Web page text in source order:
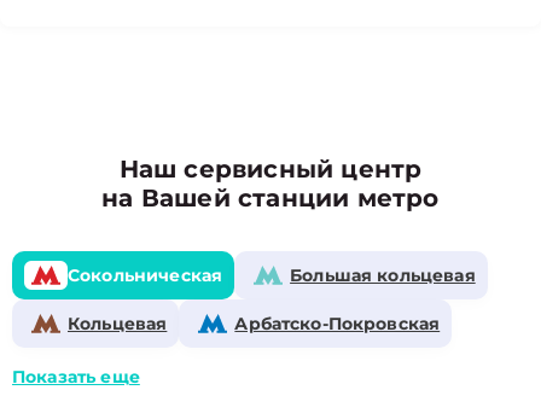
Наш сервисный центр
на Вашей станции метро
Сокольническая Большая кольцевая
Кольцевая Арбатско-Покровская
Показать еще